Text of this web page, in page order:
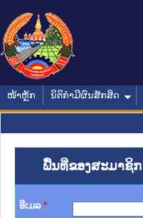
ໜ້າຫຼັກ ນິຕິກໍາມີຜົນສັກສິດ
ພື້ນທີ່ຂອງສະມາຊິກ
ອີເມລ *